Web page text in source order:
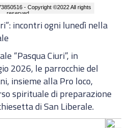
incontri ogni lunedì nella
“Pasqua Ciuri”, in
2026, le parrocchie del
insieme alla Pro loco,
spirituale di preparazione
di San Liberale.